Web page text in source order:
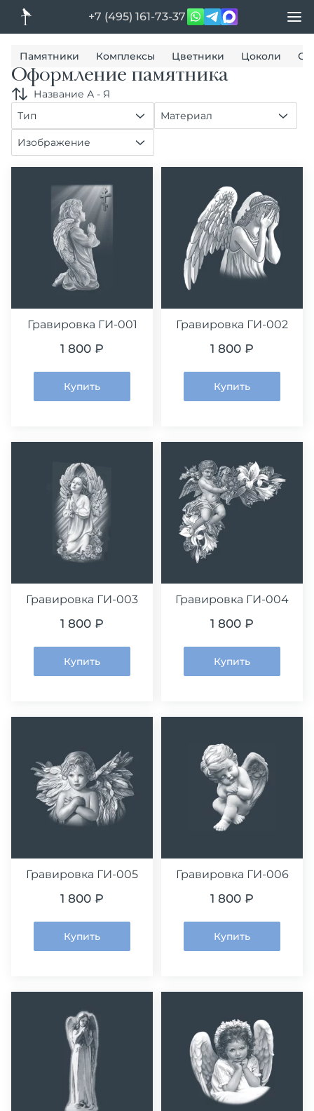
+7 (495) 161-73-37
Памятники Комплексы Цветники Цоколи
Оформление памятника
Название А - Я
Тип
Материал
Изображение
Гравировка ГИ-001
1 800 ₽
Купить
Гравировка ГИ-002
1 800 ₽
Купить
Гравировка ГИ-003
1 800 ₽
Купить
Гравировка ГИ-004
1 800 ₽
Купить
Гравировка ГИ-005
1 800 ₽
Купить
Гравировка ГИ-006
1 800 ₽
Купить